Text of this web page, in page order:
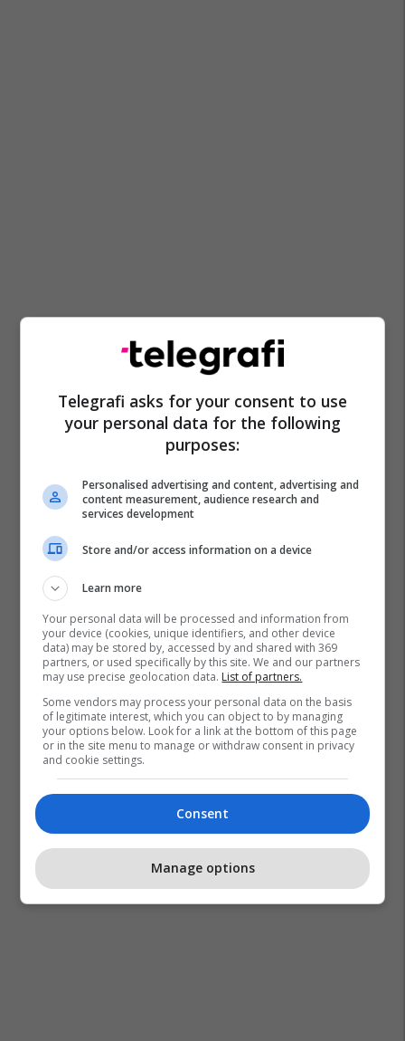
Telegrafi asks for your consent to use
your personal data for the following
purposes:
Personalised advertising and content, advertising and
content measurement, audience research and
services development
Store and/or access information on a device
Learn more
Your personal data will be processed and information from
your device (cookies, unique identifiers, and other device
data) may be stored by, accessed by and shared with 369
partners, or used specifically by this site. We and our partners
may use precise geolocation data. List of partners.
Some vendors may process your personal data on the basis
of legitimate interest, which you can object to by managing
your options below. Look for a link at the bottom of this page
or in the site menu to manage or withdraw consent in privacy
and cookie settings.
Consent
Manage options